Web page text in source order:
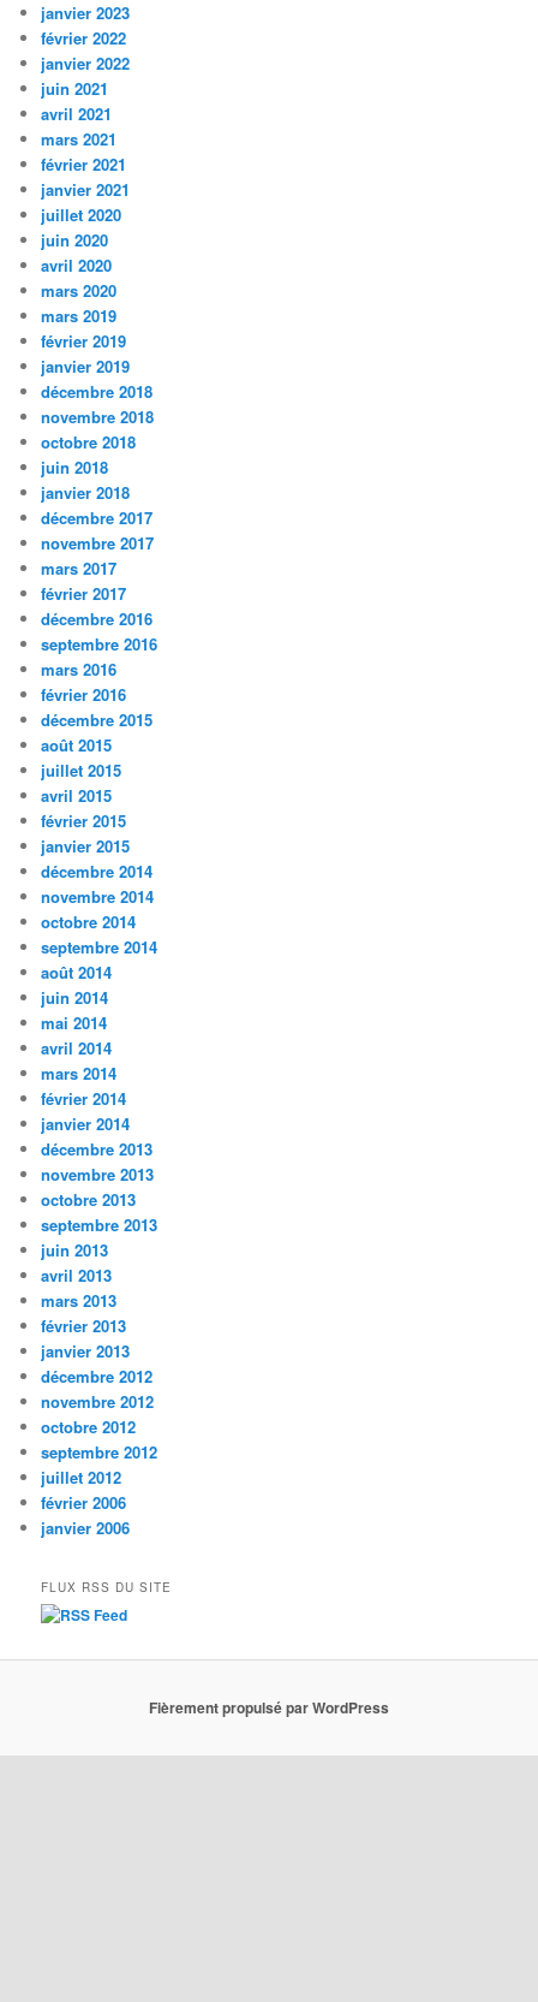
janvier 2023
février 2022
janvier 2022
juin 2021
avril 2021
mars 2021
février 2021
janvier 2021
juillet 2020
juin 2020
avril 2020
mars 2020
mars 2019
février 2019
janvier 2019
décembre 2018
novembre 2018
octobre 2018
juin 2018
janvier 2018
décembre 2017
novembre 2017
mars 2017
février 2017
décembre 2016
septembre 2016
mars 2016
février 2016
décembre 2015
août 2015
juillet 2015
avril 2015
février 2015
janvier 2015
décembre 2014
novembre 2014
octobre 2014
septembre 2014
août 2014
juin 2014
mai 2014
avril 2014
mars 2014
février 2014
janvier 2014
décembre 2013
novembre 2013
octobre 2013
septembre 2013
juin 2013
avril 2013
mars 2013
février 2013
janvier 2013
décembre 2012
novembre 2012
octobre 2012
septembre 2012
juillet 2012
février 2006
janvier 2006
FLUX RSS DU SITE
Fièrement propulsé par WordPress